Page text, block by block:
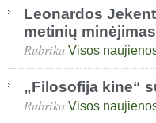
Leonardos
metinių minėjimas
Rubrika Visos
„Filosofija kine“
Rubrika Visos